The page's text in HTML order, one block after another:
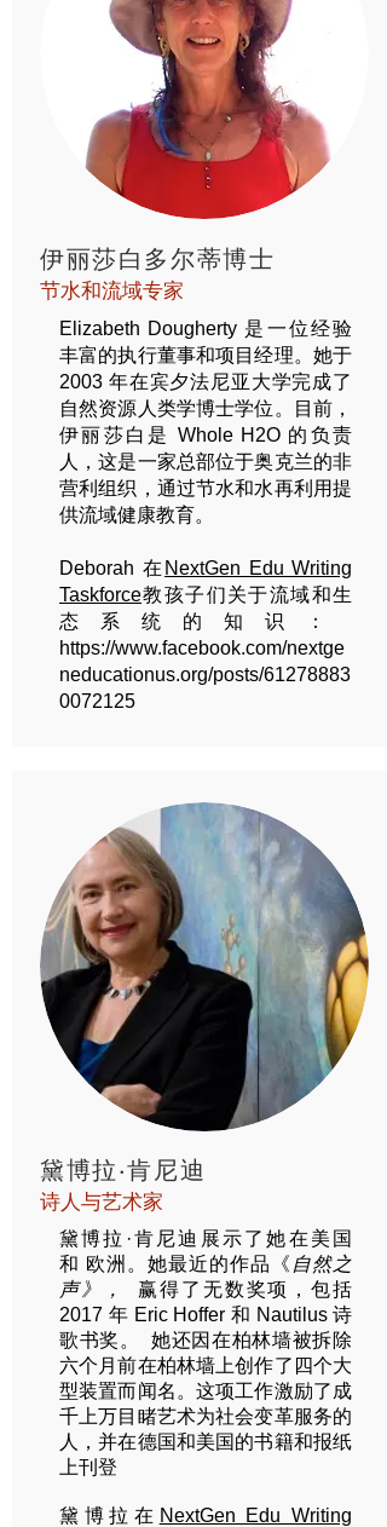
伊丽莎白多尔蒂博士
节水和流域专家
Elizabeth Dougherty 是一位经验
丰富的执行董事和项目经理。她于
2003 年在宾夕法尼亚大学完成了
自然资源人类学博士学位。目前，
伊丽莎白是 Whole H2O 的负责
人，这是一家总部位于奥克兰的非
营利组织，通过节水和水再利用提
供流域健康教育。
Deborah 在 NextGen Edu Writing
Taskforce教孩子们关于流域和生
态系统的知识：
https://www.facebook.com/nextge
neducationus.org/posts/61278883
0072125
黛博拉·肯尼迪
诗人与艺术家
黛博拉·肯尼迪展示了她在美国
和 欧洲。她最近的作品《 自然之
声》，
赢得了无数奖项，包括
2017 年 Eric Hoffer 和 Nautilus 诗
歌书奖。
她还因在柏林墙被拆除
六个月前在柏林墙上创作了四个大
型装置而闻名。这项工作激励了成
千上万目睹艺术为社会变革服务的
人，并在德国和美国的书籍和报纸
上刊登
黛博拉在 NextGen Edu Writing